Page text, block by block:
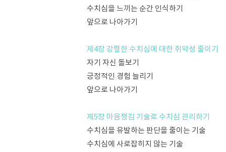
수치심을 느끼는 순간 인식하기
앞으로 나아가기
제4장 강렬한 수치심에 대한 취약성 줄이기
자기 자신 돌보기
긍정적인 경험 늘리기
앞으로 나아가기
제5장 마음챙김 기술로 수치심 관리하기
수치심을 유발하는 판단을 줄이는 기술
수치심에 사로잡히지 않는 기술